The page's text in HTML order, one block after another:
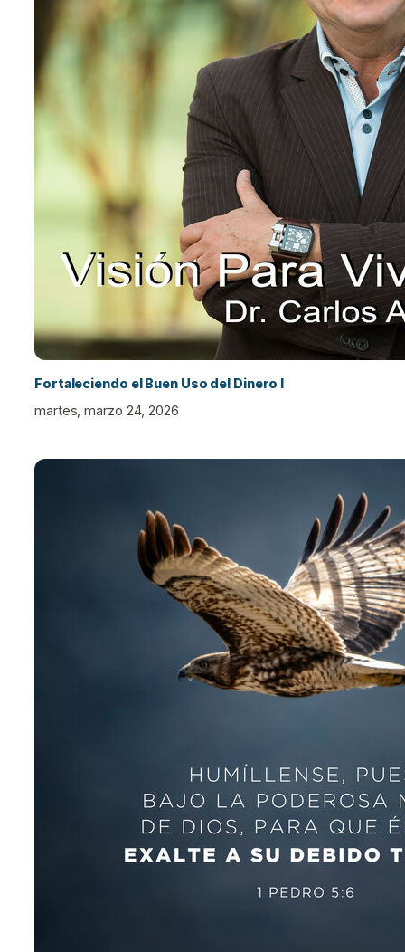
Fortaleciendo el Buen Uso del Dinero I
martes, marzo 24, 2026